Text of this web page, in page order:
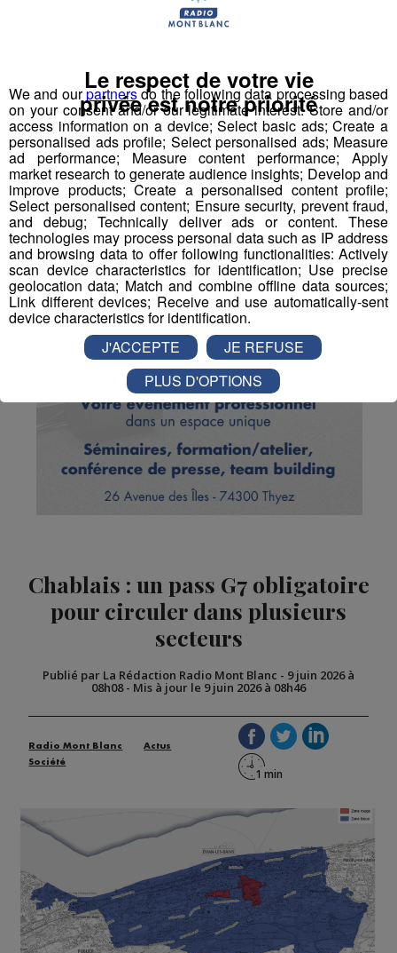
Chablais : un pass G7 obligatoire
pour circuler dans plusieurs
secteurs
Publié par La Rédaction Radio Mont Blanc - 9 juin 2026 à
08h08- Mis à jour le 9 juin 2026 à 08h46
Radio Mont Blanc
Actus
Société
We and ourpartnersdo the following data processing based
on your consent and/or our legitimate interest: Store and/or
access information on a device; Select basic ads; Create a
personalised ads profile; Select personalised ads; Measure
ad performance; Measure content performance; Apply
market research to generate audience insights; Develop and
improve products; Create a personalised content profile;
Select personalised content; Ensure security, prevent fraud,
and debug; Technically deliver ads or content. These
technologies may process personal data such as IP address
and browsing data to offer following functionalities: Actively
scan device characteristics for identification; Use precise
geolocation data; Match and combine offline data sources;
Link different devices; Receive and use automatically-sent
device characteristics for identification.
Le respect de votre vie
privée est notre priorité
J'ACCEPTE
JE REFUSE
PLUS D'OPTIONS